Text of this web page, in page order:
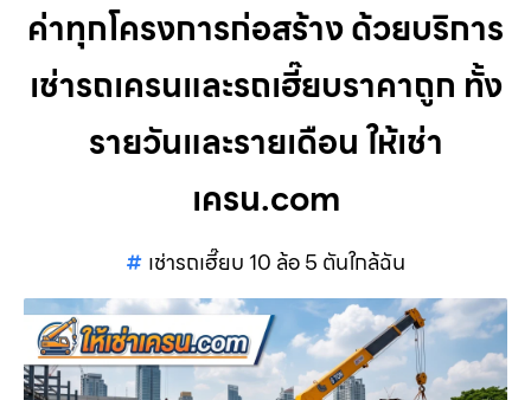
ค่าทุกโครงการก่อสร้าง ด้วยบริการ
เช่ารถเครนและรถเฮี๊ยบราคาถูก ทั้ง
รายวันและรายเดือน ให้เช่า
เครน.com
เช่ารถเฮี๊ยบ 10 ล้อ 5 ตันใกล้ฉัน